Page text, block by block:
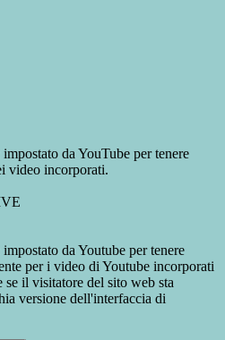
da YouTube per tenere
video incorporati.
da Youtube per tenere
per i video di Youtube incorporati
se il visitatore del sito web sta
versione dell'interfaccia di